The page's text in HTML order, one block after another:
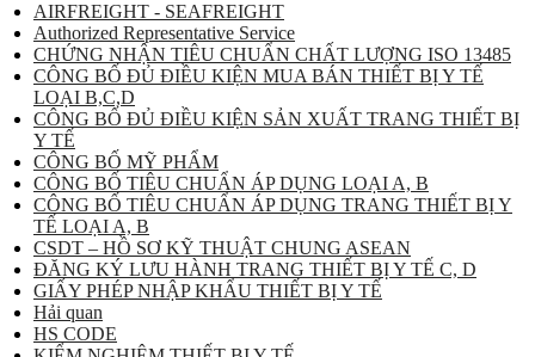
AIRFREIGHT - SEAFREIGHT
Authorized Representative Service
CHỨNG NHẬN TIÊU CHUẨN CHẤT LƯỢNG ISO 13485
CÔNG BỐ ĐỦ ĐIỀU KIỆN MUA BÁN THIẾT BỊ Y TẾ
LOẠI B,C,D
CÔNG BỐ ĐỦ ĐIỀU KIỆN SẢN XUẤT TRANG THIẾT BỊ
Y TẾ
CÔNG BỐ MỸ PHẨM
CÔNG BỐ TIÊU CHUẨN ÁP DỤNG LOẠI A, B
CÔNG BỐ TIÊU CHUẨN ÁP DỤNG TRANG THIẾT BỊ Y
TẾ LOẠI A, B
CSDT – HỒ SƠ KỸ THUẬT CHUNG ASEAN
ĐĂNG KÝ LƯU HÀNH TRANG THIẾT BỊ Y TẾ C, D
GIẤY PHÉP NHẬP KHẨU THIẾT BỊ Y TẾ
Hải quan
HS CODE